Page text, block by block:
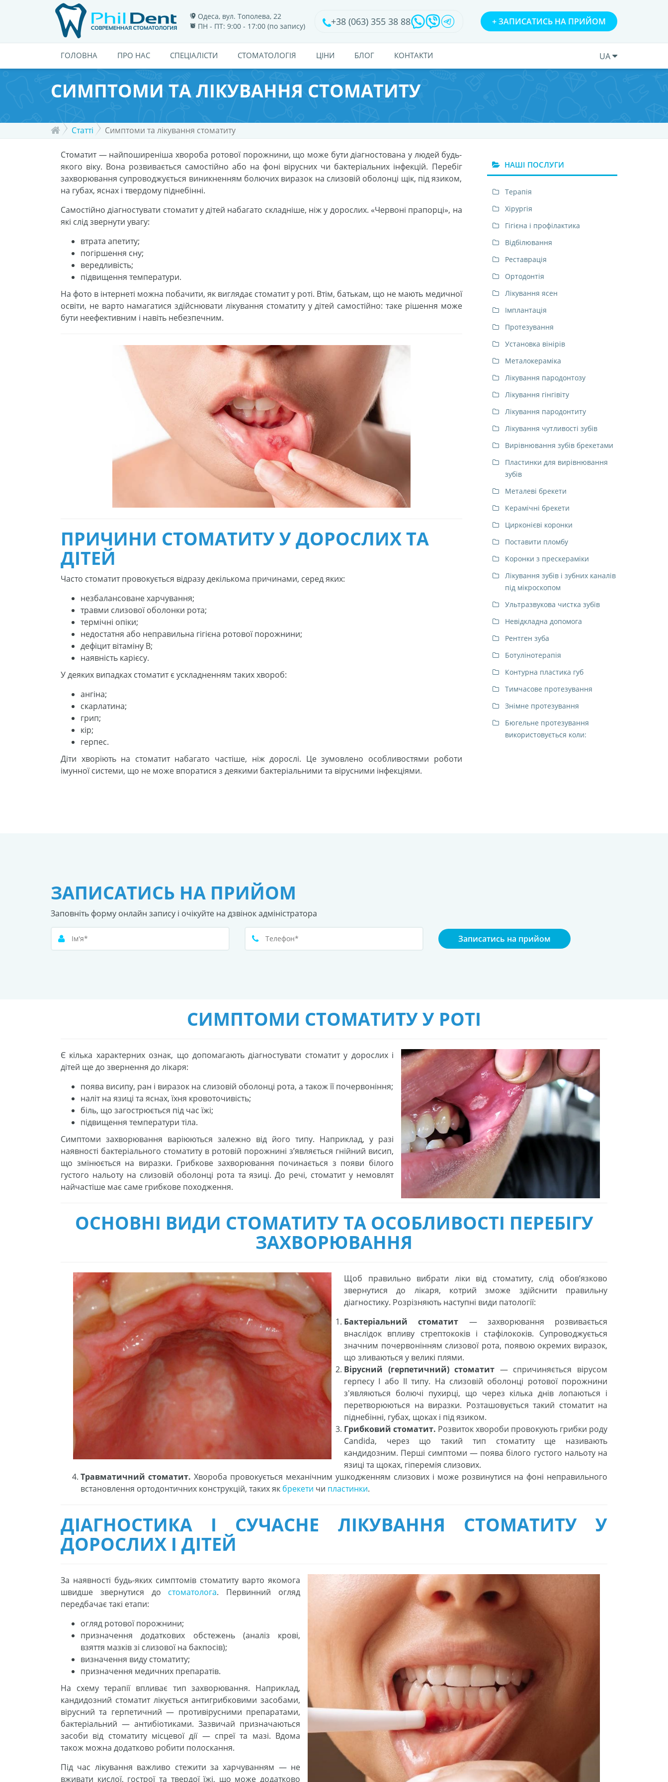
Одеса, вул. Тополева, 22
ПН - ПТ: 9:00 - 17:00 (по запису)
+38 (063) 355 38 88 +ЗАПИСАТИСЬ НА ПРИЙОМ
ГОЛОВНА ПРО НАС СПЕЦІАЛІСТИ CТОМАТОЛОГІЯ ЦІНИ БЛОГ КОНТАКТИ UA
СИМПТОМИ ТА ЛІКУВАННЯ СТОМАТИТУ
Статті Симптоми та лікування стоматиту
Стоматит — найпоширеніша хвороба ротової порожнини, що може бути діагностована у людей будь-
якого віку. Вона розвивається самостійно або на фоні вірусних чи бактеріальних інфекцій. Перебіг
захворювання супроводжується виникненням болючих виразок на слизовій оболонці щік, під язиком,
на губах, яснах і твердому піднебінні.
Самостійно діагностувати стоматит у дітей набагато складніше, ніж у дорослих. «Червоні прапорці», на
які слід звернути увагу:
втрата апетиту;
погіршення сну;
вередливість;
підвищення температури.
На фото в інтернеті можна побачити, як виглядає стоматит у роті. Втім, батькам, що не мають медичної
освіти, не варто намагатися здійснювати лікування стоматиту у дітей самостійно: таке рішення може
бути неефективним і навіть небезпечним.
ПРИЧИНИ СТОМАТИТУ У ДОРОСЛИХ ТА
ДІТЕЙ
Часто стоматит провокується відразу декількома причинами, серед яких:
незбалансоване харчування;
травми слизової оболонки рота;
термічні опіки;
недостатня або неправильна гігієна ротової порожнини;
дефіцит вітаміну В;
наявність карієсу.
У деяких випадках стоматит є ускладненням таких хвороб:
ангіна;
скарлатина;
грип;
кір;
герпес.
Діти хворіють на стоматит набагато частіше, ніж дорослі. Це зумовлено особливостями роботи
імунної системи, що не може впоратися з деякими бактеріальними та вірусними інфекціями.
НАШІ ПОСЛУГИ
Терапія
Хірургія
Гігієна і профілактика
Відбілювання
Реставрація
Ортодонтія
Лікування ясен
Імплантація
Протезування
Установка вінірів
Металокераміка
Лікування пародонтозу
Лікування гінгівіту
Лікування пародонтиту
Лікування чутливості зубів
Вирівнювання зубів брекетами
Пластинки для вирівнювання
зубів
Металеві брекети
Керамічні брекети
Цирконієві коронки
Поставити пломбу
Коронки з прескераміки
Лікування зубів і зубних каналів
під мікроскопом
Ультразвукова чистка зубів
Невідкладна допомога
Рентген зуба
Ботулінотерапія
Контурна пластика губ
Тимчасове протезування
Знімне протезування
Бюгельне протезування
використовується коли:
ЗАПИСАТИСЬ НА ПРИЙОМ
Заповніть форму онлайн запису і очікуйте на дзвінок адміністратора
Записатись на прийом
СИМПТОМИ СТОМАТИТУ У РОТІ
Є кілька характерних ознак, що допомагають діагностувати стоматит у дорослих і
дітей ще до звернення до лікаря:
поява висипу, ран і виразок на слизовій оболонці рота, а також її почервоніння;
наліт на язиці та яснах, їхня кровоточивість;
біль, що загострюється під час їжі;
підвищення температури тіла.
Симптоми захворювання варіюються залежно від його типу. Наприклад, у разі
наявності бактеріального стоматиту в ротовій порожнині з’являється гнійний висип,
що змінюється на виразки. Грибкове захворювання починається з появи білого
густого нальоту на слизовій оболонці рота та язиці. До речі, стоматит у немовлят
найчастіше має саме грибкове походження.
ОСНОВНІ ВИДИ СТОМАТИТУ ТА ОСОБЛИВОСТІ ПЕРЕБІГУ
ЗАХВОРЮВАННЯ
Щоб правильно вибрати ліки від стоматиту, слід обов’язково
звернутися до лікаря, котрий зможе здійснити правильну
діагностику. Розрізняють наступні види патології:
Бактеріальний стоматит — захворювання розвивається
внаслідок впливу стрептококів і стафілококів. Супроводжується
значним почервонінням слизової рота, появою окремих виразок,
що зливаються у великі плями.
Вірусний (герпетичний) стоматит — спричиняється вірусом
герпесу І або II типу. На слизовій оболонці ротової порожнини
з'являються болючі пухирці, що через кілька днів лопаються і
перетворюються на виразки. Розташовується такий стоматит на
піднебінні, губах, щоках і під язиком.
Грибковий стоматит. Розвиток хвороби провокують грибки роду
Candida, через що такий тип стоматиту ще називають
кандидозним. Перші симптоми — поява білого густого нальоту на
язиці та щоках, гіперемія слизових.
Травматичний стоматит. Хвороба провокується механічним ушкодженням слизових і може розвинутися на фоні неправильного
встановлення ортодонтичних конструкцій, таких як брекети чи пластинки.
ДІАГНОСТИКА І СУЧАСНЕ ЛІКУВАННЯ СТОМАТИТУ У
ДОРОСЛИХ І ДІТЕЙ
За наявності будь-яких симптомів стоматиту варто якомога
швидше звернутися до стоматолога. Первинний огляд
передбачає такі етапи:
огляд ротової порожнини;
призначення додаткових обстежень (аналіз крові,
взяття мазків зі слизової на бакпосів);
визначення виду стоматиту;
призначення медичних препаратів.
На схему терапії впливає тип захворювання. Наприклад,
кандидозний стоматит лікується антигрибковими засобами,
вірусний та герпетичний — противірусними препаратами,
бактеріальний — антибіотиками. Зазвичай призначаються
засоби від стоматиту місцевої дії — спреї та мазі. Вдома
також можна додатково робити полоскання.
Під час лікування важливо стежити за харчуванням — не
вживати кислої, гострої та твердої їжі, що може додатково